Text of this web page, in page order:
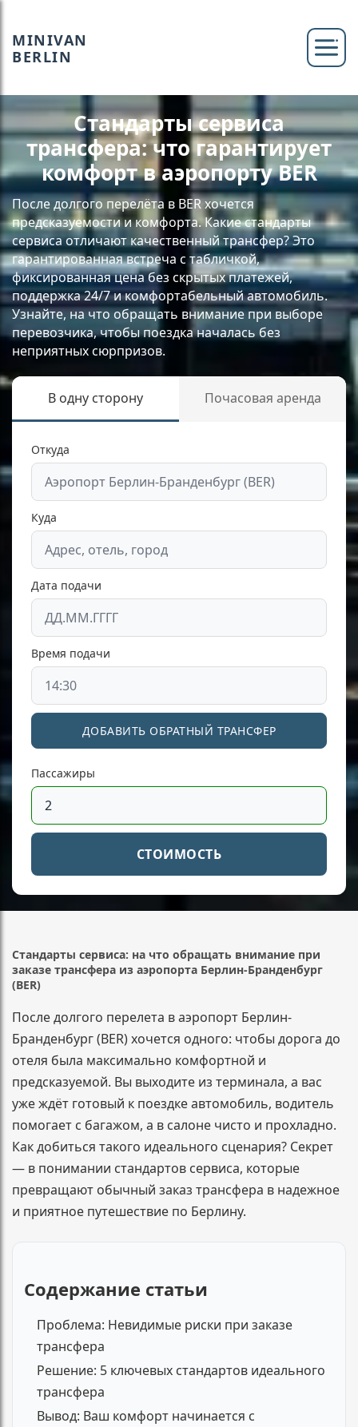
MINIVAN
BERLIN
Стандарты сервиса
трансфера: что гарантирует
комфорт в аэропорту BER
После долгого перелёта в BER хочется
предсказуемости и комфорта. Какие стандарты
сервиса отличают качественный трансфер? Это
гарантированная встреча с табличкой,
фиксированная цена без скрытых платежей,
поддержка 24/7 и комфортабельный автомобиль.
Узнайте, на что обращать внимание при выборе
перевозчика, чтобы поездка началась без
неприятных сюрпризов.
В одну сторону Почасовая аренда
Откуда
Куда
Дата подачи
Время подачи
ДОБАВИТЬ ОБРАТНЫЙ ТРАНСФЕР
Пассажиры
СТОИМОСТЬ
Стандарты сервиса: на что обращать внимание при
заказе трансфера из аэропорта Берлин-Бранденбург
(BER)
После долгого перелета в аэропорт Берлин-
Бранденбург (BER) хочется одного: чтобы дорога до
отеля была максимально комфортной и
предсказуемой. Вы выходите из терминала, а вас
уже ждёт готовый к поездке автомобиль, водитель
помогает с багажом, а в салоне чисто и прохладно.
Как добиться такого идеального сценария? Секрет
— в понимании стандартов сервиса, которые
превращают обычный заказ трансфера в надежное
и приятное путешествие по Берлину.
Содержание статьи
Проблема: Невидимые риски при заказе
трансфера
Решение: 5 ключевых стандартов идеального
трансфера
Вывод: Ваш комфорт начинается с